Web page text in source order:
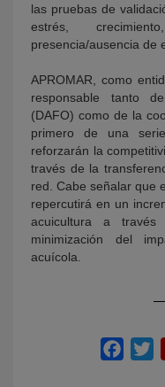
las pruebas de
estrés,
presencia/ausencia de
APROMAR, como
responsable tanto
(DAFO) como de la
primero de una
reforzarán la
través de la
red. Cabe señalar que
repercutirá en un
acuicultura a
minimización del
acuícola.